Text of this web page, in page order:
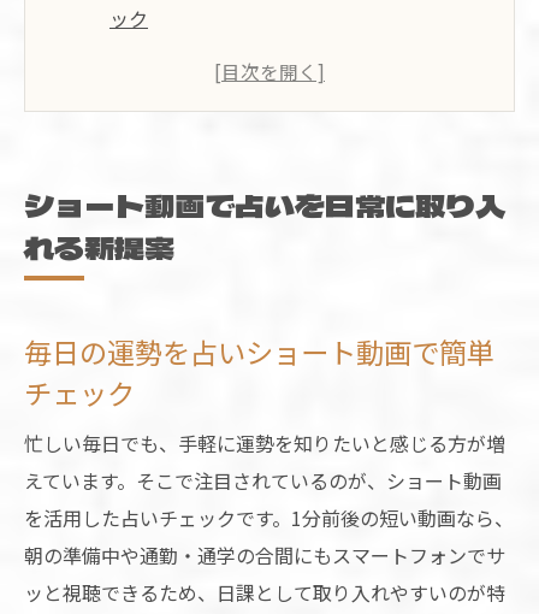
ック
占いショートが忙しい日常に寄り添う理由
ショート動画で占いを楽しむメリットと注
意点
占いショート動画で広がる新しい楽しみ方
短時間で深く楽しむ占いショート動画のコ
占いショートで自分らしい運勢の見つけ方
ショート動画を活かした占いの楽しみ方と
は
占いショート動画で毎日の運勢を手軽に体
ショート動画で占いを日常に取り入
れる新提案
毎日の運勢を占いショート動画で簡単
チェック
忙しい毎日でも、手軽に運勢を知りたいと感じる方が増
えています。そこで注目されているのが、ショート動画
を活用した占いチェックです。1分前後の短い動画なら、
朝の準備中や通勤・通学の合間にもスマートフォンでサ
ッと視聴できるため、日課として取り入れやすいのが特